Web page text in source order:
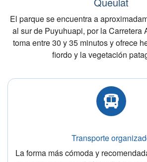
El parque se encuentra a
al sur de Puyuhuapi, por la Carretera
toma entre 30 y 35 minutos y ofrece
fiordo y la vegetación
Transporte
La forma más cómoda y